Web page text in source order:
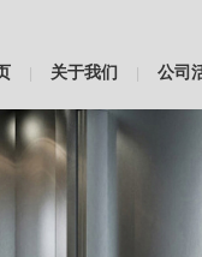
关于我们 公司